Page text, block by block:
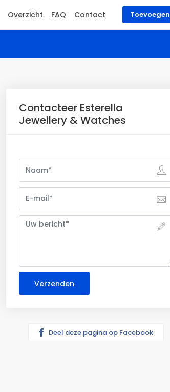
Toevoegen
Overzicht FAQ Contact
Contacteer Esterella
Jewellery & Watches
Deel deze pagina op Facebook